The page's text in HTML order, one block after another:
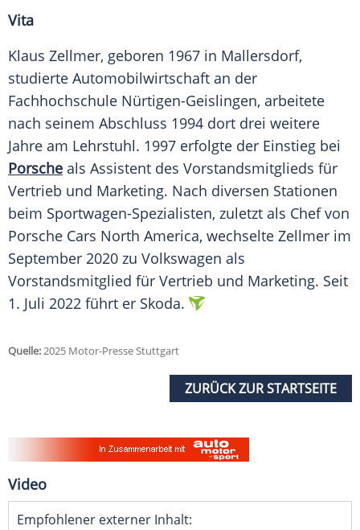
Vita
Klaus Zellmer, geboren 1967 in Mallersdorf,
studierte Automobilwirtschaft an der
Fachhochschule Nürtigen-Geislingen, arbeitete
nach seinem Abschluss 1994 dort drei weitere
Jahre am Lehrstuhl. 1997 erfolgte der Einstieg bei
Porsche als Assistent des Vorstandsmitglieds für
Vertrieb und Marketing. Nach diversen Stationen
beim Sportwagen-Spezialisten, zuletzt als Chef von
Porsche Cars North America, wechselte Zellmer im
September 2020 zu Volkswagen als
Vorstandsmitglied für Vertrieb und Marketing. Seit
1. Juli 2022 führt er Skoda.
Quelle:2025 Motor-Presse Stuttgart
ZURÜCK ZUR STARTSEITE
Video
Empfohlener externer Inhalt: